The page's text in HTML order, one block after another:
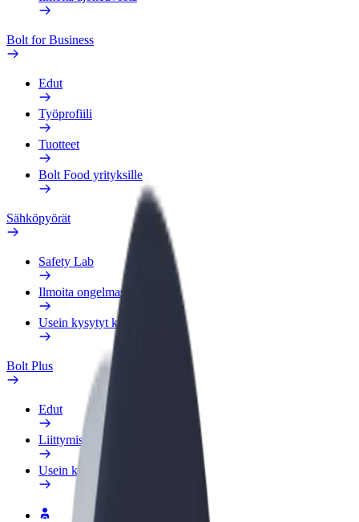
Bolt for Business
Edut
Työprofiili
Tuotteet
Bolt Food yrityksille
Sähköpyörät
Safety Lab
Ilmoita ongelmasta
Usein kysytyt kysymykset
Bolt Plus
Edut
Liittymisohjeet
Usein kysytyt kysymykset